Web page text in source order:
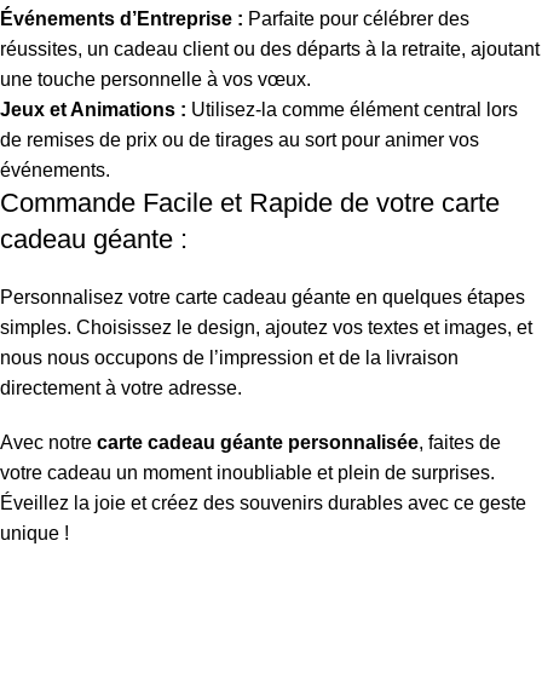
Événements d’Entreprise : Parfaite pour célébrer des
réussites, un cadeau client ou des départs à la retraite, ajoutant
une touche personnelle à vos vœux.
Jeux et Animations : Utilisez-la comme élément central lors
de remises de prix ou de tirages au sort pour animer vos
événements.
Commande Facile et Rapide de votre carte
cadeau géante :
Personnalisez votre carte cadeau géante en quelques étapes
simples. Choisissez le design, ajoutez vos textes et images, et
nous nous occupons de l’impression et de la livraison
directement à votre adresse.
Avec notre carte cadeau géante personnalisée, faites de
votre cadeau un moment inoubliable et plein de surprises.
Éveillez la joie et créez des souvenirs durables avec ce geste
unique !